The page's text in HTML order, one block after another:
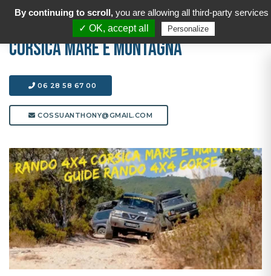
CORSICA MARE E MUNTAGNA
06 28 58 67 00
COSSUANTHONY@GMAIL.COM
By continuing to scroll, you are allowing all third-party services
✓ OK, accept all
Personalize